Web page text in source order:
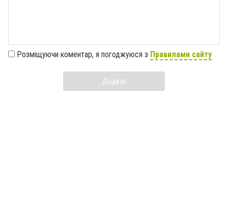
Розміщуючи коментар, я погоджуюся з Правилами сайту
Додати